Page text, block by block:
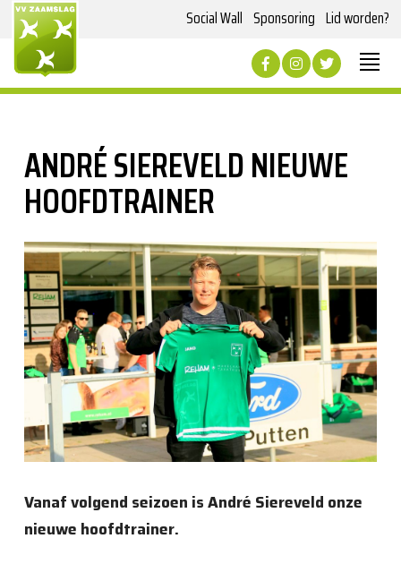
Social Wall Sponsoring Lid worden?
ANDRÉ SIEREVELD NIEUWE
HOOFDTRAINER
Vanaf volgend seizoen is André Siereveld onze
nieuwe hoofdtrainer.